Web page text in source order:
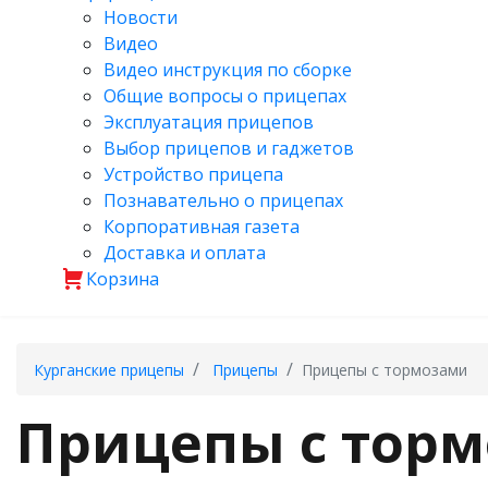
Новости
Видео
Видео инструкция по сборке
Общие вопросы о прицепах
Эксплуатация прицепов
Выбор прицепов и гаджетов
Устройство прицепа
Познавательно о прицепах
Корпоративная газета
Доставка и оплата
Корзина
Курганские прицепы Прицепы Прицепы с тормозами
Прицепы с